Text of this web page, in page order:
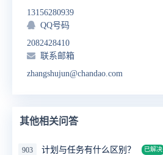
13156280939
QQ号码
2082428410
联系邮箱
zhangshujun@chandao.com
其他相关问答
903 计划与任务有什么区别？ 已解决